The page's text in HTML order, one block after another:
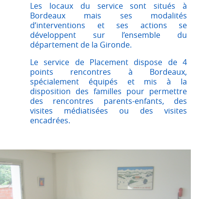
Les locaux du service sont situés à
Bordeaux mais ses modalités
d’interventions et ses actions se
développent sur l’ensemble du
département de la Gironde.
Le service de Placement dispose de 4
points rencontres à Bordeaux,
spécialement équipés et mis à la
disposition des familles pour permettre
des rencontres parents-enfants, des
visites médiatisées ou des visites
encadrées.